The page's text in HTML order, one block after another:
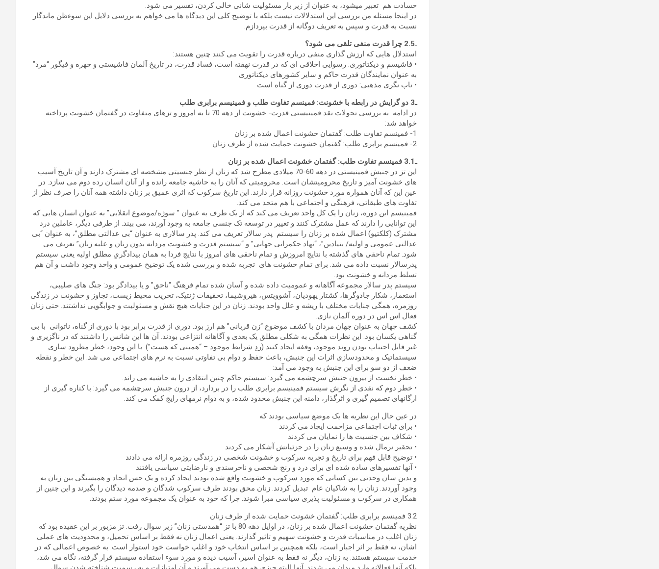
حسادت هم تعبیر میشود، به عنوان از زیر بار مسئولیت شانی خالی کردن، تفسیر می شود.
در اینجا مسئله من بررسی این استدلالات نیست بلکه با توضیح کلی این دیدگاه ها می خواهم به بررسی دلایل این سوءظن ماندگار
نسبت به قدرت و سپس به تعریف دوگانه از قدرت بپردازم.
ـ2.5 چرا قدرت منفی تلقی می شود؟
استدلال هایی که ارزش گذاری منفی درباره قدرت را تقویت می کنند چنین هستند:
• فاشیسم و دیکتاتوری: رسوایی اخلاقی ای که در قدرت نهفته است، فساد قدرت، در تاریخ آلمان فاشیستی و چهره و فیگور “مرد”
به عنوان نمایندگان قدرت حاکم و سایر کشورهای دیکتاتوری
• ناب نگری مذهبی: دوری از قدرت دوری از گناه است
ـ3 دو گرایش در رابطه با خشونت: فمینسم تفاوت طلب و فمینیسم برابری طلب
در ادامه به بررسی تحولات نقد فمینیستی قدرت- خشونت از دهه 70 تا به امروز و تزهای متفاوت در گفتمان خشونت پرداخته
خواهد شد:
1- فمینسم تفاوت طلب: گفتمان خشونت اعمال شده بر زنان
2- فمینسم برابری طلب: گفتمان خشونت حمایت شده از طرف زنان
ـ3.1 فمینسم تفاوت طلب: گفتمان خشونت اعمال شده بر زنان
این تز در جنبش فمینیستی در دهه 60-70 میلادی مطرح شد که زنان از نظر جنسیتی مشخصه ای مشترک دارند و آن تاریخ آسیب
های خشونت آمیز و تاریخ محرومیتشان است. محرومیتی که آنان را به حاشیه جامعه رانده و از آنان انسان رده دوم می سازد. در
عین این که آنان همواره مورد خشونت روزانه قرار دارند. این تاریخ سرکوب که اثری عمیق بر زنان داشته همه آنان را صرف نظر از
تفاوت های طبقاتی، فرهنگی و اجتماعی با هم متحد می کند.
فمینیسم این دوره، زنان را یک کل واحد تعریف می کند که از یک طرف به عنوان ” سوژه/موضوع انقلابی” به عنوان انسان هایی که
این توانایی را دارند که عمل مشترک کنند و تغییر در توسعه تک جنسی جامعه به وجود آورند، می بیند. از طرفی دیگر، عاملین درد
مشترک (کلکتیو) اعمال شده بر زنان را سیستم پدر سالار تعریف می کند. پدر سالاری به عنوان “بی عدالتی مطلق”، به عنوان “بی
عدالتی عمومی و اولیه/ بنیادین”، “نهاد حکمرانی جهانی” و “سیستم قدرت و خشونت مردانه بدون زنان و علیه زنان” تعریف می
شود. تمام ناحقی های گذشته با نتایج امروزش و تمام ناحقی های امروز با نتایج فردا به همان بیدادگریِ مطلق اولیه یعنی سیستم
پدرسالار نسبت داده می شد. برای تمام خشونت های تجربه شده و بررسی شده یک توضیح عمومی و واحد وجود داشت و آن هم
تسلط مردانه و خشونت بود.
سیستم پدر سالار مجموعه آگاهانه و عمومیت داده شده و آسان شده تمام فرهنگ “ناحق” و یا بیدادگر بود: جنگ های صلیبی،
استعمار، شکار جادوگرها، کشتار یهودیان، آشوویتس، هیروشیما، تحقیقات ژنتیک، تخریب محیط زیست، تجاوز و خشونت در زندگی
روزمره، همگی جنایات مختلف با ریشه و علل واحد بودند. زنان در این جنایات هیچ نقش و مسئولیت و جوابگویی نداشتند. حتی زنان
فعال اس اس در دوره آلمان نازی.
کشف جهان به عنوان جهان مردان با کشف موضوع “زن قربانی” هم ارز بود. دوری از قدرت برابر بود با دوری از گناه، ناتوانی با بی
گناهی یکسان بود. این نظرات همگی به شکلی مطلق یک بعدی و آگاهانه انتزاعی بودند. آن ها این شانس را داشتند که در ناگزیری و
غیر قابل اجتناب بودن روند موجود، وقفه ایجاد کنند (ردِ شرایط موجود – “همینی که هست”). با این وجود، خطر مطرود سازی
سیستماتیک و محدودسازی اثرات این جنبش، باعث حفظ و دوام بی تفاوتی نسبت به نرم های اجتماعی می شد. این خطر و نقطه
ضعف از دو سو برای این جنبش به وجود می آمد:
• خطر نخست از بیرون جنبش سرچشمه می گیرد: سیستم حاکم چنین انتقادی را به حاشیه می راند.
• خطر دوم که نقدی از نگرش سیستم فمینیسم برابری طلب را در بردارد، از درون جنبش سرچشمه می گیرد: با کناره گیری از
ارگانهای تصمیم گیری و اثرگذار، دامنه این جنبش محدود شده، و به دوام نرمهای رایج کمک می کند.
در عین حال این نظریه ها یک موضع سیاسی بودند که
• برای ثبات اجتماعی مزاحمت ایجاد می کردند
• شکاف بین جنسیت ها را نمایان می کردند
• تحقیر نرمال شده و وسیع زنان را در جزئیاتش آشکار می کردند
• توضیح قابل فهم برای تاریخ و تجربه سرکوب و خشونت شخصی در زندگی روزمره ارائه می دادند
• آنها تفسیرهای ساده شده ای برای درد و رنج شخصی و ناخرسندی و نارضایتی سیاسی یافتند
و بدین سان وحدتی بین کسانی که مورد سرکوب و خشونت واقع شده بودند ایجاد کرده و یک حس اتحاد و همبستگی بین زنان به
وجود آوردند. زنان را به شاکیان عام تبدیل کردند. زنان محق بودند طرف سرکوب شدگان و صدمه دیدگان را بگیرند و این چنین از
همکاری در سرکوب و مسئولیت پذیری سیاسی مبرا شوند. چرا که خود به عنوان یک مجموعه مورد ستم بودند.
3.2 فمینسم برابری طلب: گفتمان خشونت حمایت شده از طرف زنان
نظریه گفتمان خشونت اعمال شده بر زنان، در اوایل دهه 80 با تز “همدستی زنان” زیر سوال رفت. تز مزبور بر این عقیده بود که
زنان اغلب در مناسبات قدرت و خشونت سهیم و تاثیر گذارند. یعنی اعمال زنان نه فقط بر اساس تحمیل، و محدودیت های عملی
اشان، نه فقط بر اثر اجبار است، بلکه همچنین بر اساس انتخاب خود و اغلب خواست خود استوار است. به خصوص اعمالی که در
خدمت سیستم هستند. به زنان، دیگر نه فقط به عنوان اسیر، آسیب دیده و مورد سوء استفاده سیستم قرار گرفته، نگاه می شد،